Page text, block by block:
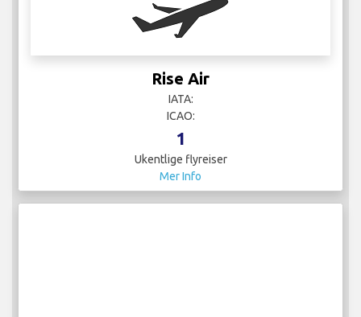
Rise Air
IATA:
ICAO:
1
Ukentlige flyreiser
Mer Info